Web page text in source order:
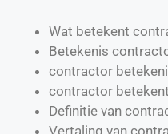
Wat betekent
Betekenis
contractor
contractor
Definitie van
Vertaling van